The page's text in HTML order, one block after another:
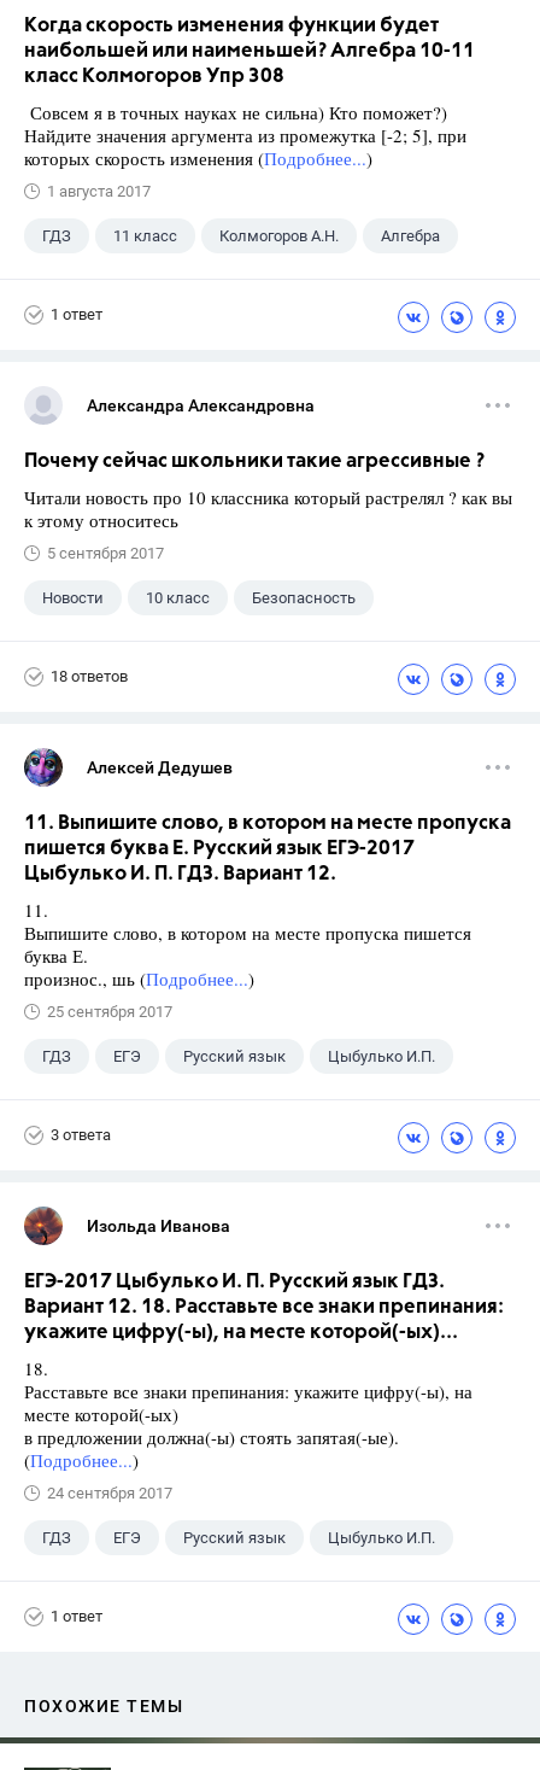
Когда скорость изменения функции будет
наибольшей или наименьшей? Алгебра 10-11
класс Колмогоров Упр 308
Совсем я в точных науках не сильна) Кто поможет?)
Найдите значения аргумента из промежутка [-2; 5], при
которых скорость изменения (Подробнее...)
1 августа 2017
ГДЗ 11 класс Колмогоров А.Н. Алгебра
1 ответ
Александра Александровна
Почему сейчас школьники такие агрессивные ?
Читали новость про 10 классника который растрелял ? как вы
к этому относитесь
5 сентября 2017
Новости 10 класс Безопасность
18 ответов
Алексей Дедушев
11. Выпишите слово, в котором на месте пропуска
пишется буква Е. Русский язык ЕГЭ-2017
Цыбулько И. П. ГДЗ. Вариант 12.
11.
Выпишите слово, в котором на месте пропуска пишется
буква Е.
произнос., шь (Подробнее...)
25 сентября 2017
ГДЗ ЕГЭ Русский язык Цыбулько И.П.
3 ответа
Изольда Иванова
ЕГЭ-2017 Цыбулько И. П. Русский язык ГДЗ.
Вариант 12. 18. Расставьте все знаки препинания:
укажите цифру(-ы), на месте которой(-ых)...
18.
Расставьте все знаки препинания: укажите цифру(-ы), на
месте которой(-ых)
в предложении должна(-ы) стоять запятая(-ые).
(Подробнее...)
24 сентября 2017
ГДЗ ЕГЭ Русский язык Цыбулько И.П.
1 ответ
ПОХОЖИЕ ТЕМЫ